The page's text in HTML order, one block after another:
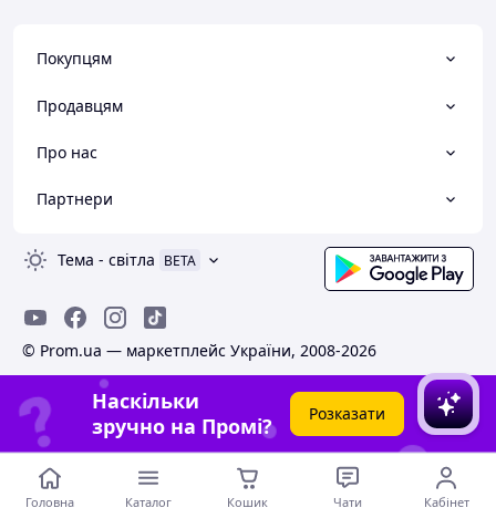
Покупцям
Продавцям
Про нас
Партнери
Тема - світла BETA
© Prom.ua — маркетплейс України, 2008-2026
Наскільки
зручно на Промі?
Розказати
Головна Каталог Кошик Чати Кабінет